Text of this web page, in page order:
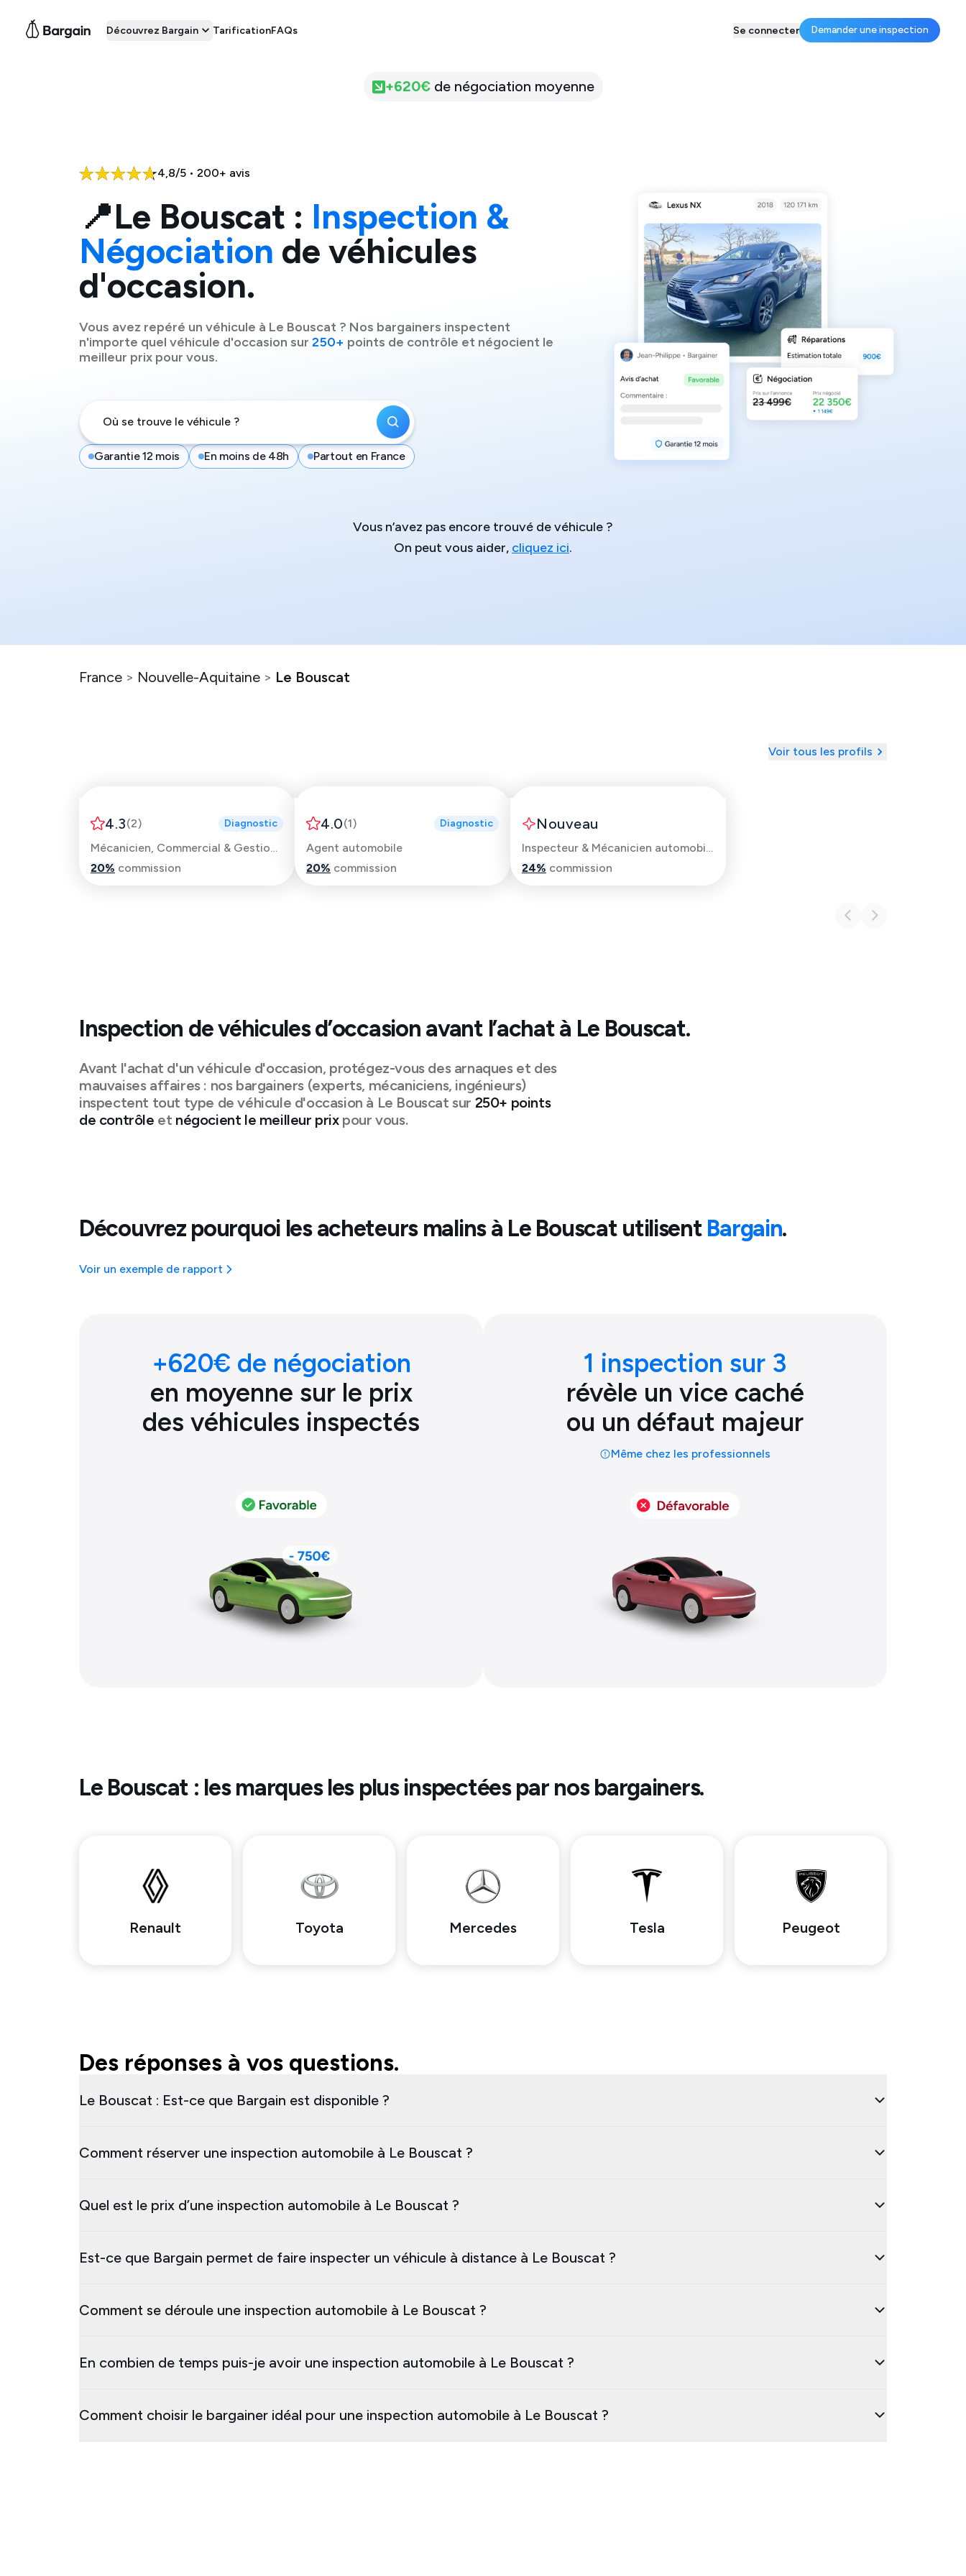
Découvrez Bargain TarificationFAQs Se connecter Demander une inspection
+620€ de négociation moyenne
4,8/5 • 200+ avis
📍Le Bouscat : Inspection &
Négociation de véhicules
d'occasion.
Vous avez repéré un véhicule à Le Bouscat ? Nos bargainers inspectent
n'importe quel véhicule d'occasion sur 250+ points de contrôle et négocient le
meilleur prix pour vous.
Garantie 12 mois En moins de 48h Partout en France
Vous n’avez pas encore trouvé de véhicule ?
On peut vous aider, cliquez ici.
France > Nouvelle-Aquitaine > Le Bouscat
Voir tous les profils
4.3(2) Diagnostic
Mécanicien, Commercial & Gestionnaire de parc
20% commission
4.0(1) Diagnostic
Agent automobile
20% commission
Nouveau
Inspecteur & Mécanicien automobile
24% commission
Inspection de véhicules d’occasion avant l’achat à Le Bouscat.
Avant l'achat d'un véhicule d'occasion, protégez-vous des arnaques et des
mauvaises affaires : nos bargainers (experts, mécaniciens, ingénieurs)
inspectent tout type de véhicule d'occasion à Le Bouscat sur 250+ points
de contrôle et négocient le meilleur prixpour vous.
Découvrez pourquoi les acheteurs malins à Le Bouscatutilisent Bargain.
Voir un exemple de rapport
+620€ de négociation
en moyenne sur le prix
des véhicules inspectés
1 inspection sur 3
révèle un vice caché
ou un défaut majeur
Même chez les professionnels
Le Bouscat : les marques les plus inspectées par nos bargainers.
Renault Toyota Mercedes Tesla Peugeot
Des réponses à vos questions.
Le Bouscat : Est-ce que Bargain est disponible ?
Comment réserver une inspection automobile à Le Bouscat ?
Quel est le prix d’une inspection automobile à Le Bouscat ?
Est-ce que Bargain permet de faire inspecter un véhicule à distance à Le Bouscat ?
Comment se déroule une inspection automobile à Le Bouscat ?
En combien de temps puis-je avoir une inspection automobile à Le Bouscat ?
Comment choisir le bargainer idéal pour une inspection automobile à Le Bouscat ?